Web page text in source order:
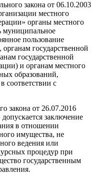
закона от 06.10.2003
местного
органы местного
муниципальное
пользование
государственной
государственной
и органам местного
образований,
соответствии с
закона от 26.07.2016
заключение
в отношении
имущества, не
ведения или
процедур при
государственным